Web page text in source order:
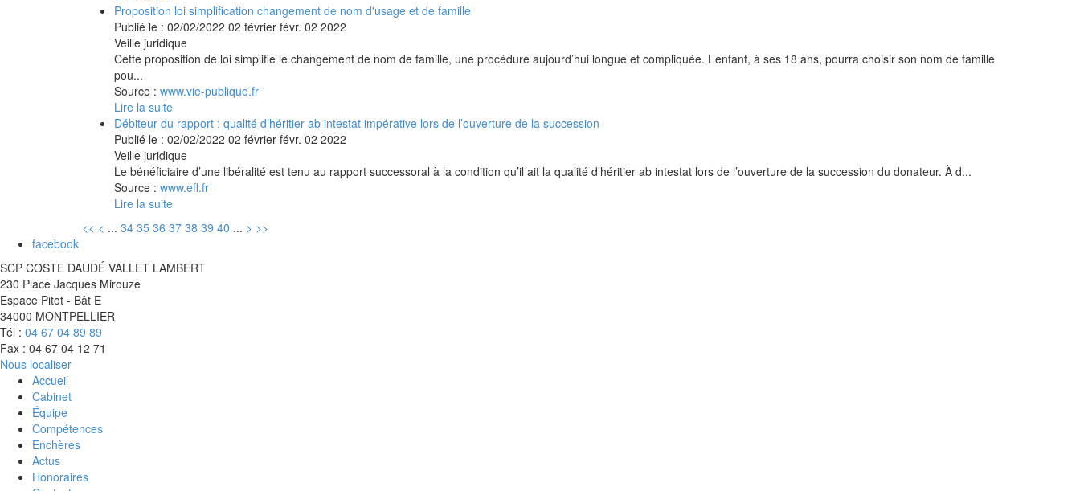
Proposition loi simplification changement de nom d'usage et de famille
Publié le : 02/02/2022 02 février févr. 02 2022
Veille juridique
Cette proposition de loi simplifie le changement de nom de famille, une procédure aujourd’hui longue et compliquée. L’enfant, à ses 18 ans, pourra choisir son nom de famille
pou...
Source : www.vie-publique.fr
Lire la suite
Débiteur du rapport : qualité d’héritier ab intestat impérative lors de l’ouverture de la succession
Publié le : 02/02/2022 02 février févr. 02 2022
Veille juridique
Le bénéficiaire d’une libéralité est tenu au rapport successoral à la condition qu’il ait la qualité d’héritier ab intestat lors de l’ouverture de la succession du donateur. À d...
Source : www.efl.fr
Lire la suite
<< < ... 34 35 36 37 38 39 40 ... > >>
facebook
SCP COSTE DAUDÉ VALLET LAMBERT
230 Place Jacques Mirouze
Espace Pitot - Bât E
34000 MONTPELLIER
Tél : 04 67 04 89 89
Fax : 04 67 04 12 71
Nous localiser
Accueil
Cabinet
Équipe
Compétences
Enchères
Actus
Honoraires